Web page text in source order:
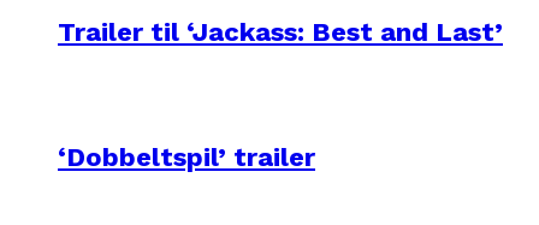
Trailer til ‘Jackass: Best and Last’
‘Dobbeltspil’ trailer